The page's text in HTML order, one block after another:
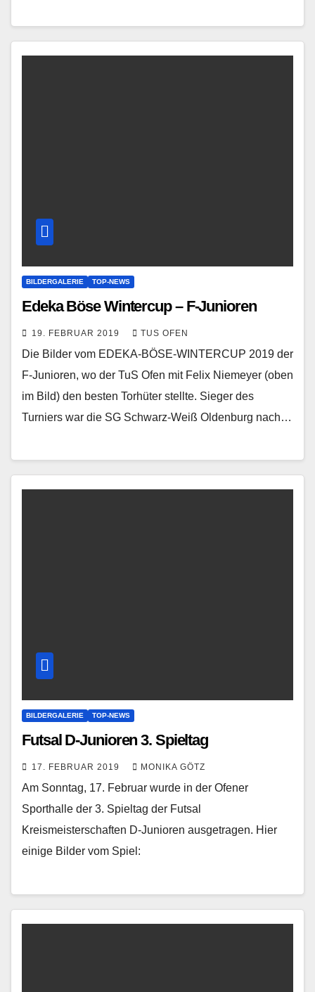
BILDERGALERIE TOP-NEWS
Edeka Böse Wintercup – F-Junioren
19. FEBRUAR 2019 TUS OFEN
Die Bilder vom EDEKA-BÖSE-WINTERCUP 2019 der
F-Junioren, wo der TuS Ofen mit Felix Niemeyer (oben
im Bild) den besten Torhüter stellte. Sieger des
Turniers war die SG Schwarz-Weiß Oldenburg nach…
BILDERGALERIE TOP-NEWS
Futsal D-Junioren 3. Spieltag
17. FEBRUAR 2019 MONIKA GÖTZ
Am Sonntag, 17. Februar wurde in der Ofener
Sporthalle der 3. Spieltag der Futsal
Kreismeisterschaften D-Junioren ausgetragen. Hier
einige Bilder vom Spiel: